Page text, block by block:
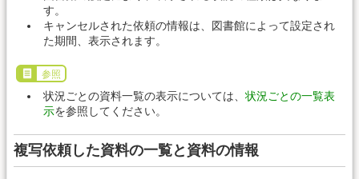
す。
キャンセルされた依頼の情報は、図書館によって設定され
た期間、表示されます。
参照
状況ごとの資料一覧の表示については、 状況ごとの一覧表
示を参照してください。
複写依頼した資料の一覧と資料の情報